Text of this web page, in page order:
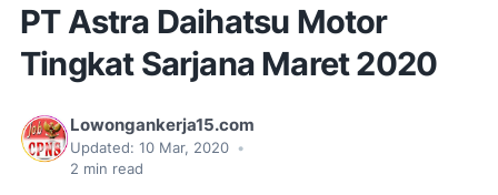
PT Astra Daihatsu Motor
Tingkat Sarjana Maret 2020
Lowongankerja15.com
Updated: 10 Mar, 2020 •
2 min read